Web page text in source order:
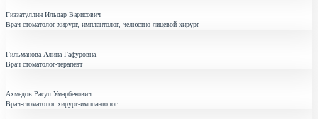
Гиззатуллин Ильдар Варисович
Врач стоматолог-хирург, имплантолог, челюстно-лицевой хирург
Гильманова Алина Гафуровна
Врач стоматолог-терапевт
Ахмедов Расул Умарбекович
Врач-стоматолог хирург-имплантолог